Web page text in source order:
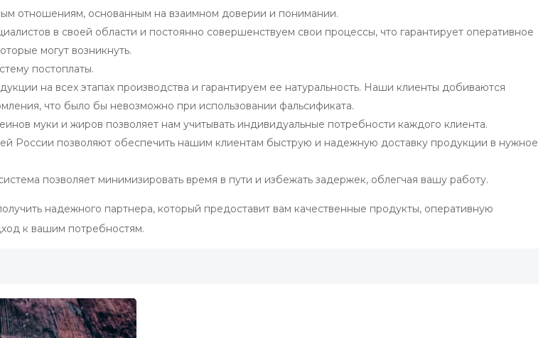
отношениям, основанным на взаимном доверии и понимании.
в своей области и постоянно совершенствуем свои процессы, что гарантирует оперативное
могут возникнуть.
постоплаты.
на всех этапах производства и гарантируем ее натуральность. Наши клиенты добиваются
что было бы невозможно при использовании фальсификата.
муки и жиров позволяет нам учитывать индивидуальные потребности каждого клиента.
России позволяют обеспечить нашим клиентам быструю и надежную доставку продукции в нужное
позволяет минимизировать время в пути и избежать задержек, облегчая вашу работу.
надежного партнера, который предоставит вам качественные продукты, оперативную
к вашим потребностям.